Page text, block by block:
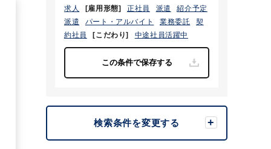
求人
[雇用形態] 正社員 派遣
紹介予定
派遣
パート・アルバイト 業務委託
契
約社員
[こだわり] 中途社員活躍中
検索条件を変更する